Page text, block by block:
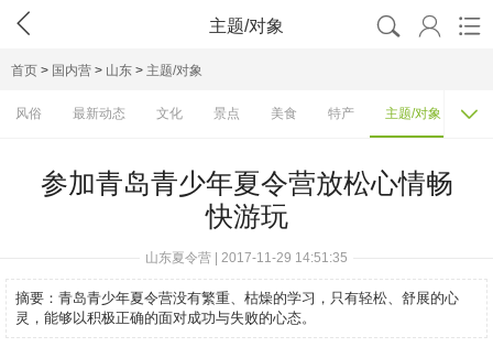
 主题/对象   
首页 > 国内营 > 山东 > 主题/对象
风俗 最新动态 文化 景点 美食 特产 主题/对象 费

参加青岛青少年夏令营放松心情畅
快游玩
山东夏令营 | 2017-11-29 14:51:35
摘要： 青岛青少年夏令营没有繁重、枯燥的学习，只有轻松、舒展的心
灵，能够以积极正确的面对成功与失败的心态。